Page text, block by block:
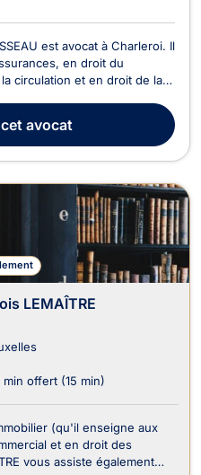
est avocat à Charleroi. Il
en droit du
circulation et en droit de la
d’intervenir afin de
d'...
avocat
LEMAÎTRE
offert (15 min)
(qu'il enseigne aux
et en droit des
vous assiste également